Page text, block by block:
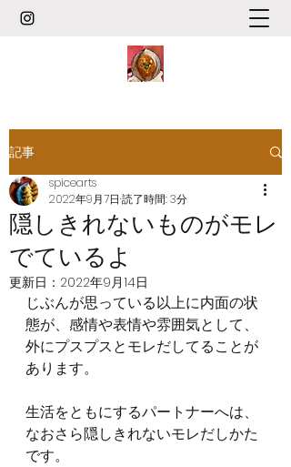
記事
隠しきれないものがモレ
でているよ
spicearts
2022年9月7日 読了時間: 3分
更新日： 2022年9月14日
じぶんが思っている以上に内面の状
態が、感情や表情や雰囲気として、
外にプスプスとモレだしてることが
あります。
生活をともにするパートナーへは、
なおさら隠しきれないモレだしかた
です。